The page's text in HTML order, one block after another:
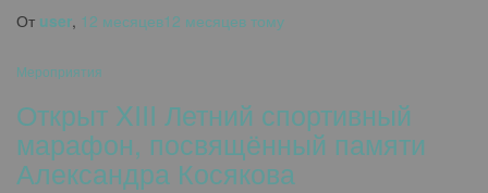
От user, 12 месяцев12 месяцев тому
Мероприятия
Открыт XIII Летний спортивный
марафон, посвящённый памяти
Александра Косякова